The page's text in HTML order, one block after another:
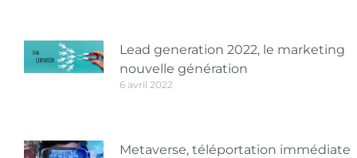
Lead generation 2022, le marketing
nouvelle génération
6 avril 2022
Metaverse, téléportation immédiate